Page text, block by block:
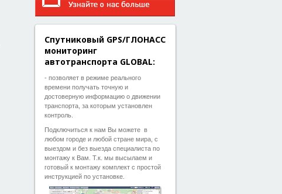
Спутниковый GPS/ГЛОНАСС
мониторинг
автотранспорта GLOBAL:
- позволяет в режиме реального
времени получать точную и
достоверную информацию о движении
транспорта, за которым установлен
контроль.
Подключиться к нам Вы можете в
любом городе и любой стране мира, с
выездом и без выезда специалиста по
монтажу к Вам. Т.к. мы высылаем и
готовый к монтажу комплект с простой
инструкцией по установке.